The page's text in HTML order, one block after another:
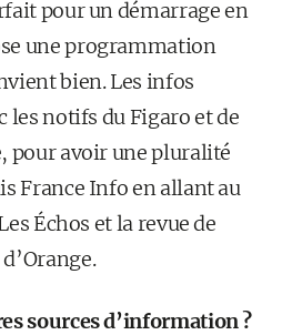
pour un démarrage en
une programmation
bien. Les infos
les notifs du Figaro et de
pour avoir une pluralité
France Info en allant au
Échos et la revue de
sources d’information ?